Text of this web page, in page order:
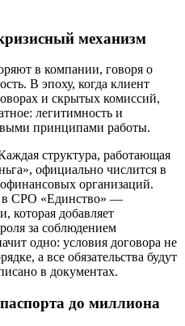
механизм
в компании, говоря о
В эпоху, когда клиент
и скрытых комиссий,
легитимность и
принципами работы.
структура, работающая
официально числится в
организаций.
в СРО «Единство» —
которая добавляет
за соблюдением
одно: условия договора не
а все обязательства будут
в документах.
до миллиона